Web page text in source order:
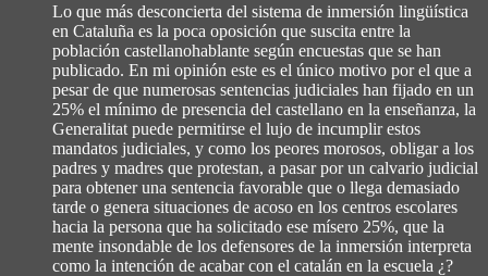
Lo que más desconcierta del sistema de inmersión lingüística
en Cataluña es la poca oposición que suscita entre la
población castellanohablante según encuestas que se han
publicado. En mi opinión este es el único motivo por el que a
pesar de que numerosas sentencias judiciales han fijado en un
25% el mínimo de presencia del castellano en la enseñanza, la
Generalitat puede permitirse el lujo de incumplir estos
mandatos judiciales, y como los peores morosos, obligar a los
padres y madres que protestan, a pasar por un calvario judicial
para obtener una sentencia favorable que o llega demasiado
tarde o genera situaciones de acoso en los centros escolares
hacia la persona que ha solicitado ese mísero 25%, que la
mente insondable de los defensores de la inmersión interpreta
como la intención de acabar con el catalán en la escuela ¿?